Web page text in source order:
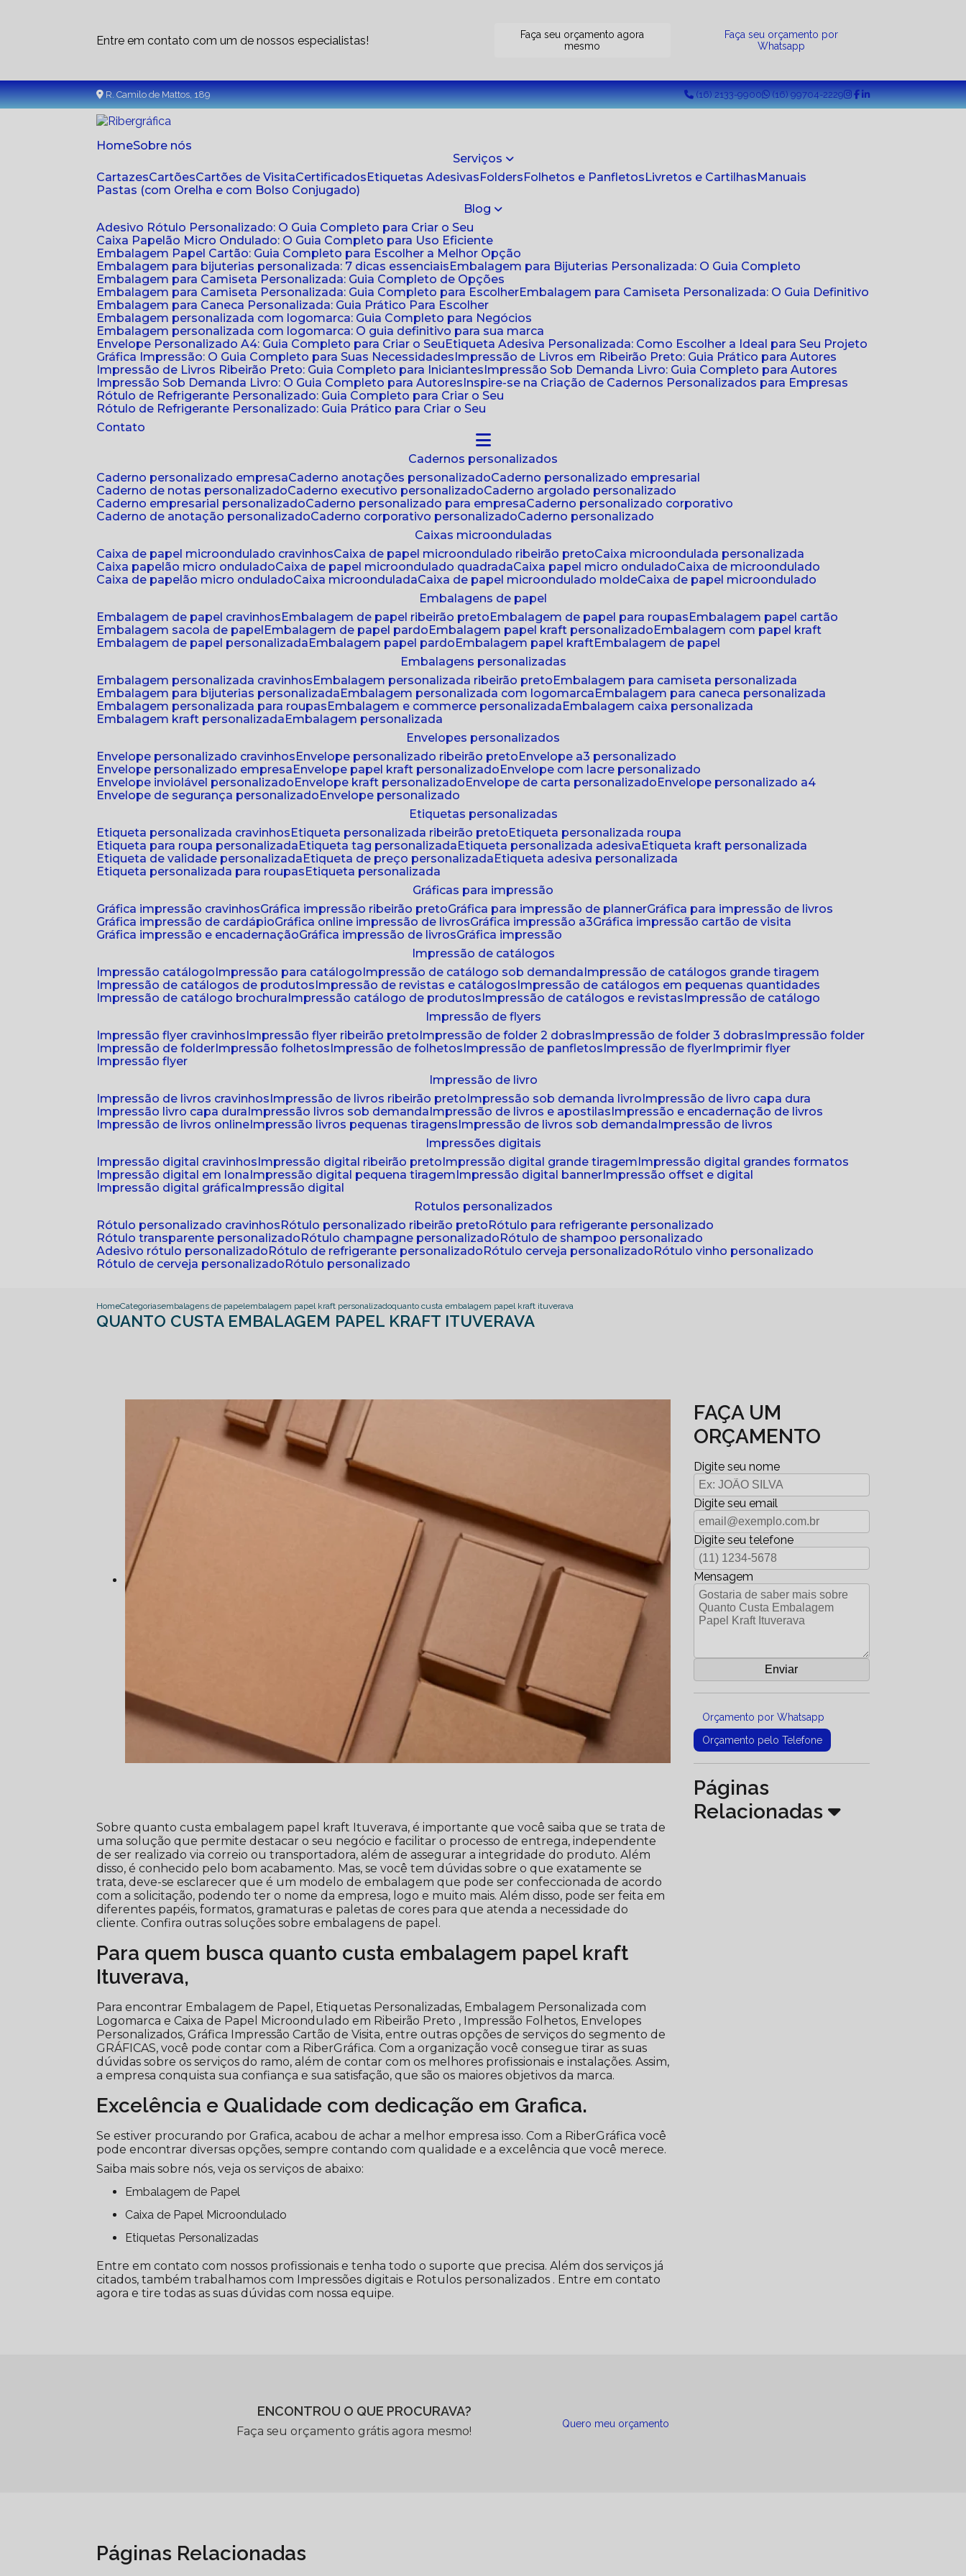
Entre em contato com um de nossos especialistas!
Faça seu orçamento agora
mesmo
Faça seu orçamento por
Whatsapp
R. Camilo de Mattos, 189 (16) 2133-9900 (16) 99704-2229
Home Sobre nós
Serviços
Cartazes
Cartões Cartões de Visita Certificados Etiquetas Adesivas Folders Folhetos e Panfletos Livretos e Cartilhas
Manuais
Pastas (com Orelha e com Bolso Conjugado)
Blog
Adesivo Rótulo Personalizado: O Guia Completo para Criar o Seu
Caixa Papelão Micro Ondulado: O Guia Completo para Uso Eficiente
Embalagem Papel Cartão: Guia Completo para Escolher a Melhor Opção
Embalagem para bijuterias personalizada: 7 dicas essenciais
Embalagem para Bijuterias Personalizada: O Guia Completo
Embalagem para Camiseta Personalizada: Guia Completo de Opções
Embalagem para Camiseta Personalizada: Guia Completo para Escolher
Embalagem para Camiseta Personalizada: O Guia Definitivo
Embalagem para Caneca Personalizada: Guia Prático Para Escolher
Embalagem personalizada com logomarca: Guia Completo para Negócios
Embalagem personalizada com logomarca: O guia definitivo para sua marca
Envelope Personalizado A4: Guia Completo para Criar o Seu
Etiqueta Adesiva Personalizada: Como Escolher a Ideal para Seu Projeto
Gráfica Impressão: O Guia Completo para Suas Necessidades Impressão de Livros em Ribeirão Preto: Guia Prático para Autores
Impressão de Livros Ribeirão Preto: Guia Completo para Iniciantes Impressão Sob Demanda Livro: Guia Completo para Autores
Impressão Sob Demanda Livro: O Guia Completo para Autores Inspire-se na Criação de Cadernos Personalizados para Empresas
Rótulo de Refrigerante Personalizado: Guia Completo para Criar o Seu
Rótulo de Refrigerante Personalizado: Guia Prático para Criar o Seu
Contato
cadernos personalizados
caderno personalizado empresa
caderno anotações personalizado
caderno personalizado empresarial
caderno de notas personalizado
caderno executivo personalizado
caderno argolado personalizado
caderno empresarial personalizado
caderno personalizado para empresa
caderno personalizado corporativo
caderno de anotação personalizado
caderno corporativo personalizado
caderno personalizado
caixas microonduladas
caixa de papel microondulado cravinhos
caixa de papel microondulado ribeirão preto
caixa microondulada personalizada
caixa papelão micro ondulado
caixa de papel microondulado quadrada caixa papel micro ondulado
caixa de microondulado
caixa de papelão micro ondulado
caixa microondulada caixa de papel microondulado molde
caixa de papel microondulado
embalagens de papel
embalagem de papel cravinhos
embalagem de papel ribeirão preto embalagem de papel para roupas
embalagem papel cartão
embalagem sacola de papel
embalagem de papel pardo embalagem papel kraft personalizado
embalagem com papel kraft
embalagem de papel personalizada
embalagem papel pardo embalagem papel kraft
embalagem de papel
embalagens personalizadas
embalagem personalizada cravinhos
embalagem personalizada ribeirão preto
embalagem para camiseta personalizada
embalagem para bijuterias personalizada
embalagem personalizada com logomarca
embalagem para caneca personalizada
embalagem personalizada para roupas
embalagem e commerce personalizada
embalagem caixa personalizada
embalagem kraft personalizada
embalagem personalizada
envelopes personalizados
envelope personalizado cravinhos
envelope personalizado ribeirão preto
envelope a3 personalizado
envelope personalizado empresa
envelope papel kraft personalizado
envelope com lacre personalizado
envelope inviolável personalizado
envelope kraft personalizado envelope de carta personalizado
envelope personalizado a4
envelope de segurança personalizado
envelope personalizado
etiquetas personalizadas
etiqueta personalizada cravinhos
etiqueta personalizada ribeirão preto
etiqueta personalizada roupa
etiqueta para roupa personalizada
etiqueta tag personalizada etiqueta personalizada adesiva
etiqueta kraft personalizada
etiqueta de validade personalizada
etiqueta de preço personalizada
etiqueta adesiva personalizada
etiqueta personalizada para roupas
etiqueta personalizada
gráficas para impressão
gráfica impressão cravinhos
gráfica impressão ribeirão preto gráfica para impressão de planner
gráfica para impressão de livros
gráfica impressão de cardápio
gráfica online impressão de livros gráfica impressão a3
gráfica impressão cartão de visita
gráfica impressão e encadernação
gráfica impressão de livros
gráfica impressão
impressão de catálogos
impressão catálogo impressão para catálogo impressão de catálogo sob demanda impressão de catálogos grande tiragem
impressão de catálogos de produtos impressão de revistas e catálogos impressão de catálogos em pequenas quantidades
impressão de catálogo brochura impressão catálogo de produtos impressão de catálogos e revistas impressão de catálogo
impressão de flyers
impressão flyer cravinhos impressão flyer ribeirão preto impressão de folder 2 dobras impressão de folder 3 dobras impressão folder
impressão de folder impressão folhetos impressão de folhetos impressão de panfletos impressão de flyer imprimir flyer
impressão flyer
impressão de livro
impressão de livros cravinhos impressão de livros ribeirão preto impressão sob demanda livro impressão de livro capa dura
impressão livro capa dura impressão livros sob demanda impressão de livros e apostilas impressão e encadernação de livros
impressão de livros online impressão livros pequenas tiragens impressão de livros sob demanda impressão de livros
impressões digitais
impressão digital cravinhos impressão digital ribeirão preto impressão digital grande tiragem impressão digital grandes formatos
impressão digital em lona impressão digital pequena tiragem impressão digital banner impressão offset e digital
impressão digital gráfica impressão digital
rotulos personalizados
rótulo personalizado cravinhos
rótulo personalizado ribeirão preto
rótulo para refrigerante personalizado
rótulo transparente personalizado
rótulo champagne personalizado
rótulo de shampoo personalizado
adesivo rótulo personalizado
rótulo de refrigerante personalizado rótulo cerveja personalizado
rótulo vinho personalizado
rótulo de cerveja personalizado
rótulo personalizado
HomeCategoriasembalagens de papelembalagem papel kraft personalizadoquanto custa embalagem papel kraft ituverava
QUANTO CUSTA EMBALAGEM PAPEL KRAFT ITUVERAVA
Sobre quanto custa embalagem papel kraft Ituverava, é importante que você saiba que se trata de
uma solução que permite destacar o seu negócio e facilitar o processo de entrega, independente
de ser realizado via correio ou transportadora, além de assegurar a integridade do produto. Além
disso, é conhecido pelo bom acabamento. Mas, se você tem dúvidas sobre o que exatamente se
trata, deve-se esclarecer que é um modelo de embalagem que pode ser confeccionada de acordo
com a solicitação, podendo ter o nome da empresa, logo e muito mais. Além disso, pode ser feita em
diferentes papéis, formatos, gramaturas e paletas de cores para que atenda a necessidade do
cliente. Confira outras soluções sobre embalagens de papel.
Para quem busca quanto custa embalagem papel kraft
Ituverava,
Para encontrar Embalagem de Papel, Etiquetas Personalizadas, Embalagem Personalizada com
Logomarca e Caixa de Papel Microondulado em Ribeirão Preto , Impressão Folhetos, Envelopes
Personalizados, Gráfica Impressão Cartão de Visita, entre outras opções de serviços do segmento de
GRÁFICAS, você pode contar com a RiberGráfica. Com a organização você consegue tirar as suas
dúvidas sobre os serviços do ramo, além de contar com os melhores profissionais e instalações. Assim,
a empresa conquista sua confiança e sua satisfação, que são os maiores objetivos da marca.
Excelência e Qualidade com dedicação em Grafica.
Se estiver procurando por Grafica, acabou de achar a melhor empresa isso. Com a RiberGráfica você
pode encontrar diversas opções, sempre contando com qualidade e a excelência que você merece.
Saiba mais sobre nós, veja os serviços de abaixo:
Embalagem de Papel
Caixa de Papel Microondulado
Etiquetas Personalizadas
Entre em contato com nossos profissionais e tenha todo o suporte que precisa. Além dos serviços já
citados, também trabalhamos com Impressões digitais e Rotulos personalizados . Entre em contato
agora e tire todas as suas dúvidas com nossa equipe.
FAÇA UM
ORÇAMENTO
Digite seu nome
Digite seu email
Digite seu telefone
Mensagem
Orçamento por Whatsapp
Orçamento pelo Telefone
Páginas
Relacionadas
ENCONTROU O QUE PROCURAVA?
Faça seu orçamento grátis agora mesmo!
Quero meu orçamento
Páginas Relacionadas